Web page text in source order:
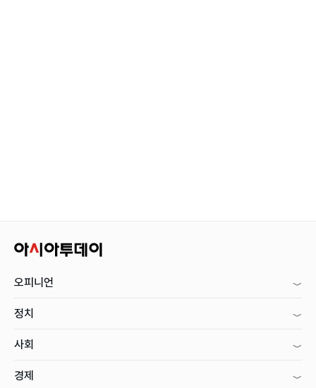
오피니언
정치
사회
경제